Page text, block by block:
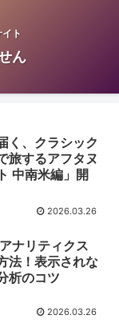
ト
ん
く、クラシック
旅するアフタヌ
中南米編」開
2026.03.26
ナリティクス
法！表示されな
析のコツ
2026.03.26